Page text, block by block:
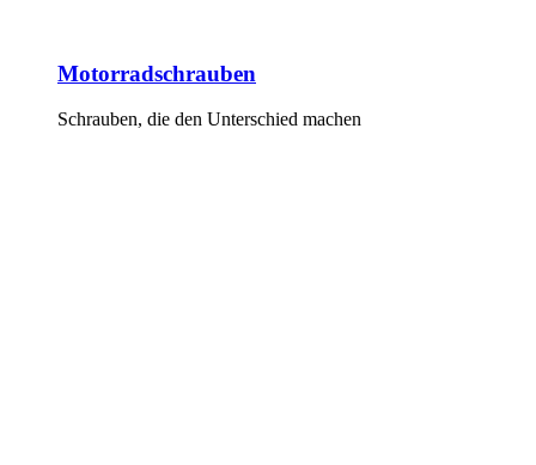
Motorradschrauben
Schrauben, die den Unterschied machen